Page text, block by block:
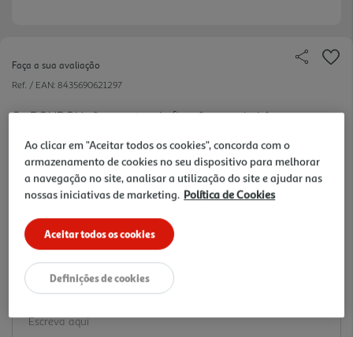
Faça a sua avaliação
Ref. / EAN: 8435690621297
Os DOUDOU são mantas de fixação para bebês,
sinta sozinho no berço ou em sua cama. Medidas:
28x17 cm. Composição: 100% Poliéster.
Acabamento: aveludado.
7.99 €/un
7,99 €
Notas de preparação
Ao clicar em "Aceitar todos os cookies", concorda com o
armazenamento de cookies no seu dispositivo para melhorar
a navegação no site, analisar a utilização do site e ajudar nas
nossas iniciativas de marketing. Política de Cookies
Aceitar todos os cookies
Definições de cookies